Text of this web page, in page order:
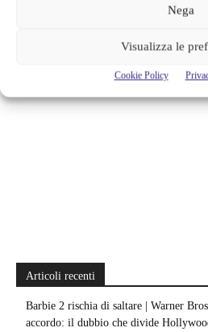
Nega
Visualizza le
Cookie Policy
Articoli recenti
Barbie 2 rischia di saltare | Warner
accordo: il dubbio che divide